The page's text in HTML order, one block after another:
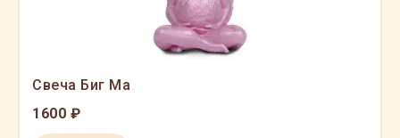
Свеча Биг Ма
1600 ₽